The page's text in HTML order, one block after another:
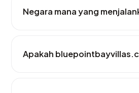
Negara mana yang
Apakah